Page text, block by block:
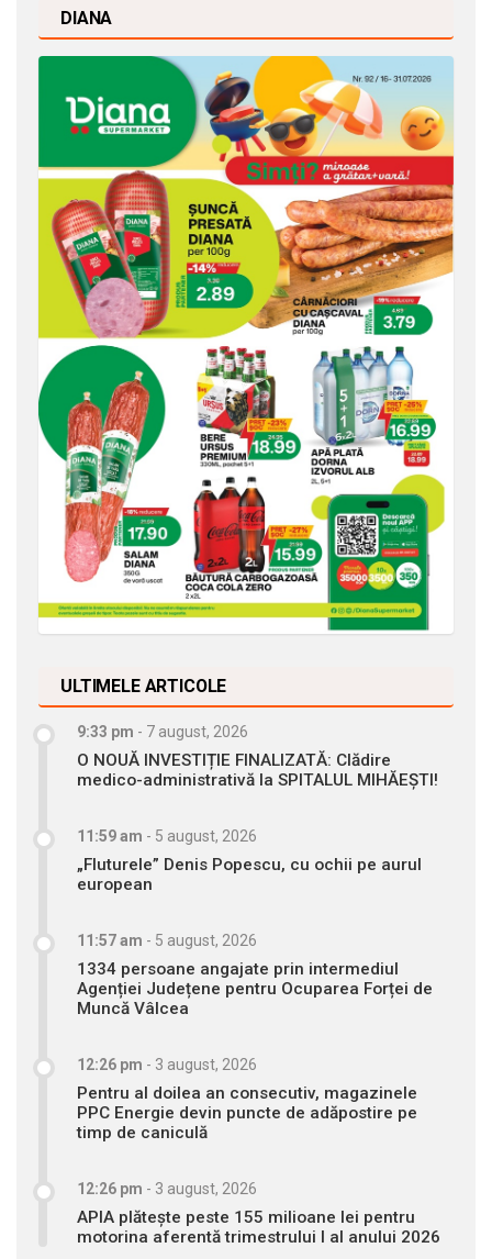
DIANA
ULTIMELE ARTICOLE
9:33 pm - 7 august, 2026
O NOUĂ INVESTIȚIE FINALIZATĂ: Clădire
medico-administrativă la SPITALUL MIHĂEȘTI!
11:59 am - 5 august, 2026
„Fluturele” Denis Popescu, cu ochii pe aurul
european
11:57 am - 5 august, 2026
1334 persoane angajate prin intermediul
Agenției Județene pentru Ocuparea Forței de
Muncă Vâlcea
12:26 pm - 3 august, 2026
Pentru al doilea an consecutiv, magazinele
PPC Energie devin puncte de adăpostire pe
timp de caniculă
12:26 pm - 3 august, 2026
APIA plătește peste 155 milioane lei pentru
motorina aferentă trimestrului I al anului 2026